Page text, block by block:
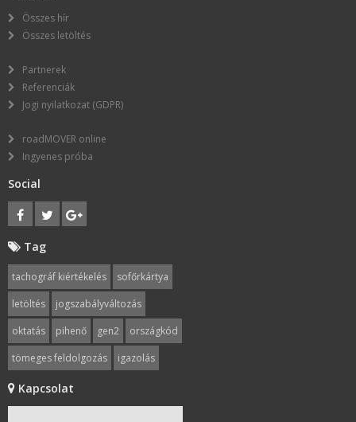
Összes hír
Összes letöltés
Partnerek
Referenciák
Jogi nyilatkozat (GDPR)
roadMOVER online
Ingyenes próba
Social
Tag
tachográf kiértékelés
sofőrkártya
letöltés
jogszabályváltozás
oktatás
pihenő gen2
országkód
tömeges feldolgozás
igazolás
mobilitás1
gépjárművezetők
Kapcsolat